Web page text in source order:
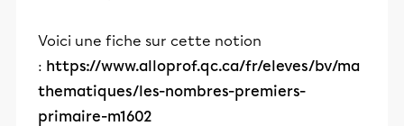
Voici une fiche sur cette notion
: https://www.alloprof.qc.ca/fr/eleves/bv/ma
thematiques/les-nombres-premiers-
primaire-m1602